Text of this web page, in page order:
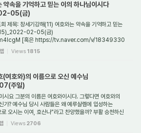
속을 기억하고 믿는 이의 하나님이시다
05(금)
목: 창세기강해(11) 여호와는 약속을 기억하고 믿는
02-05(금)
[혹은 https://tv.naver.com/v/18349330
님을 지칭하는 용어가 ...
Views 1815
여호와)의 이름으로 오신 예수님
주일)
시요 그분의 이름은 여호와이시다. 그렇다면 여호와의
가? 예수님 당시 사람들은 왜 예루살렘에 입성하는
오시는 이여, 호산나"라고 찬양했을까? 부활 승천하신
Views 2706